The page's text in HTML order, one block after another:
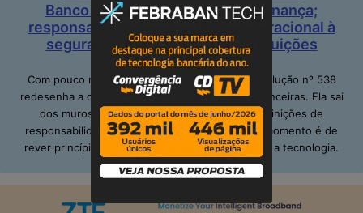
Banco Central impõe mais governança;
responsabilidade e resiliência operacional à
segurança cibernética nas instituições
financeiras
Com pouco mais de dois meses em vigor, a resolução nº 538
redesenha a cibersegurança nas instituições financeiras. Ela sai
dos muros da TI ao definir papéis claros e definições de
responsabilidades, inclusive no alto escalão. O momento é de
rever princípios; adequar pessoas e de repensar a tecnologia.